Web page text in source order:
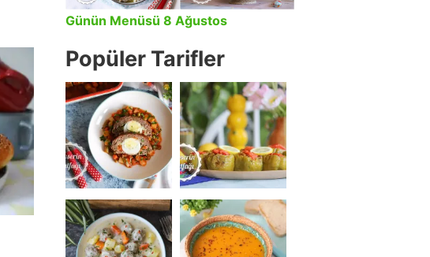
Günün Menüsü 8 Ağustos
Popüler Tarifler